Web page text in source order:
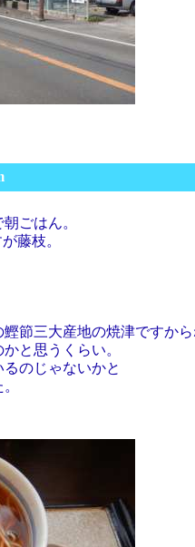
朝ごはん。
藤枝。
節三大産地の焼津ですか
と思うくらい。
のじゃないかと
。